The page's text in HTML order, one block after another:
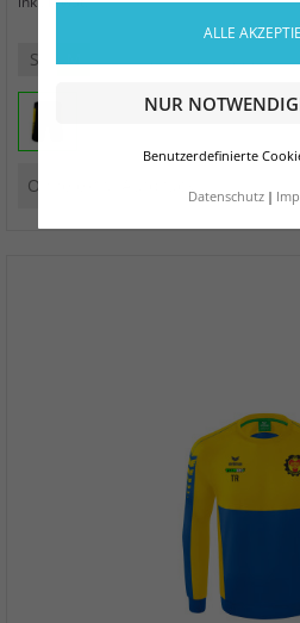
ALLE
NUR
Benutzerdefinierte
Datenschutz
S M L XL XXL XXXL